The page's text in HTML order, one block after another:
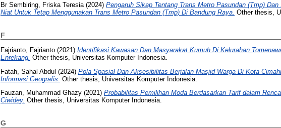
Br Sembiring, Friska Teresia (2024) Pengaruh Sikap Tentang Trans Metro Pasundan (Tmp)
Niat Untuk Tetap Menggunakan Trans Metro Pasundan (Tmp) Di Bandung Raya. Other thesis,
F
Fajrianto, Fajrianto (2021) Identifikasi Kawasan Dan Masyarakat Kumuh Di Kelurahan
Enrekang. Other thesis, Universitas Komputer Indonesia.
Fatah, Sahal Abdul (2024) Pola Spasial Dan Aksesibilitas Berjalan Masjid Warga Di Kota
Informasi Geografis. Other thesis, Universitas Komputer Indonesia.
Fauzan, Muhammad Ghazy (2021) Probabilitas Pemilihan Moda Berdasarkan Tarif dalam
Ciwidey. Other thesis, Universitas Komputer Indonesia.
G